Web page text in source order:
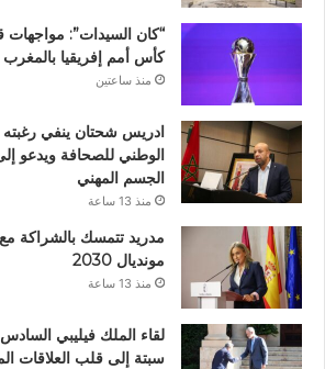
“كان السيدات”: مواجهات
كأس أمم إفريقيا بالمغرب
منذ ساعتين
ادريس شحتان ينفي
الوطني للصحافة ويدعو
الجسم المهني
منذ 13 ساعة
مدريد تتمسك بالشراكة مع
مونديال 2030
منذ 13 ساعة
لقاء الملك فيليبي السادس
سبتة إلى قلب العلاقات